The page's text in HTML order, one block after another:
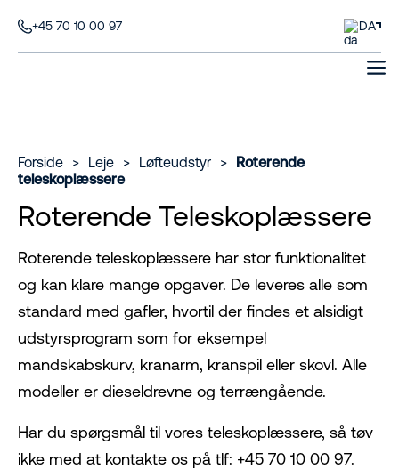
+45 70 10 00 97 DA
Forside > Leje > Løfteudstyr >
Roterende
teleskoplæssere
Roterende Teleskoplæssere
Roterende teleskoplæssere har stor funktionalitet
og kan klare mange opgaver. De leveres alle som
standard med gafler, hvortil der findes et alsidigt
udstyrsprogram som for eksempel
mandskabskurv, kranarm, kranspil eller skovl. Alle
modeller er dieseldrevne og terrængående.
Har du spørgsmål til vores teleskoplæssere, så tøv
ikke med at kontakte os på tlf: +45 70 10 00 97.